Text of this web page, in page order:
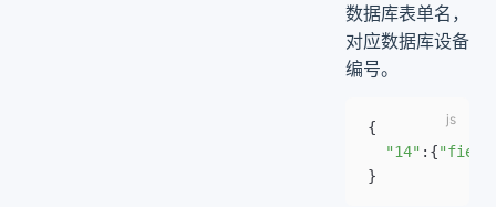
数据库表单名，
对应数据库设备
编号。
{
  "14"
:{
}